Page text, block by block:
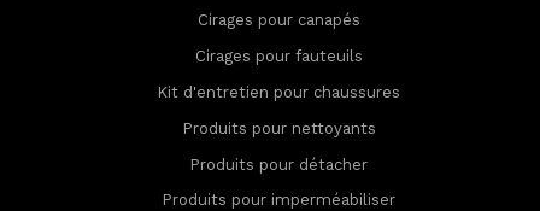
Cirages pour canapés
Cirages pour fauteuils
Kit d'entretien pour chaussures
Produits pour nettoyants
Produits pour détacher
Produits pour imperméabiliser